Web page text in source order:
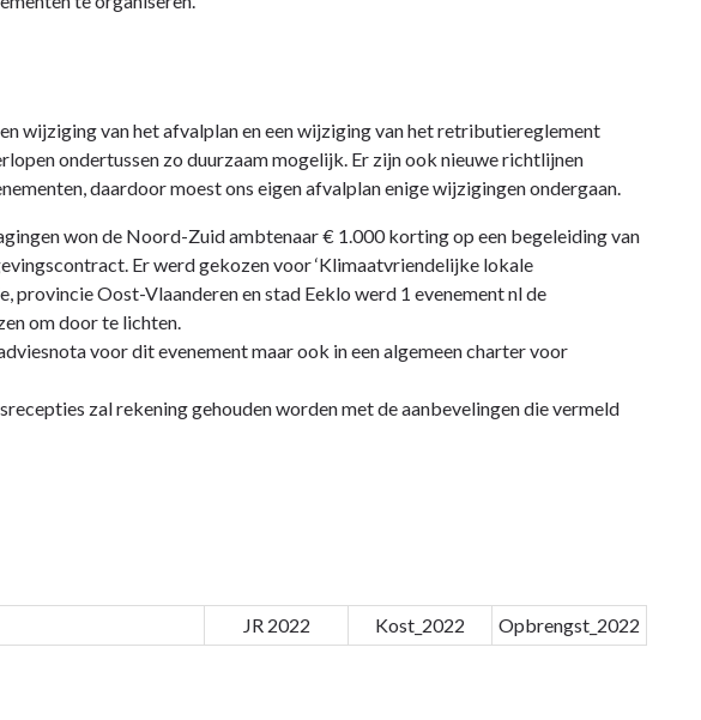
wijziging van het afvalplan en een wijziging van het retributiereglement
ondertussen zo duurzaam mogelijk. Er zijn ook nieuwe richtlijnen
daardoor moest ons eigen afvalplan enige wijzigingen ondergaan.
won de Noord-Zuid ambtenaar € 1.000 korting op een begeleiding van
Er werd gekozen voor ‘Klimaatvriendelijke lokale
provincie Oost-Vlaanderen en stad Eeklo werd 1 evenement nl de
om door te lichten.
voor dit evenement maar ook in een algemeen charter voor
zal rekening gehouden worden met de aanbevelingen die vermeld
JR 2022
Kost_2022 Opbrengst_2022